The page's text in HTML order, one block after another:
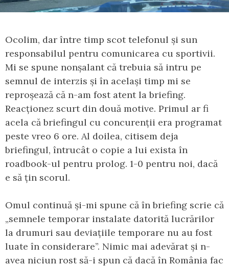
Ocolim, dar între timp scot telefonul și sun
responsabilul pentru comunicarea cu sportivii.
Mi se spune nonșalant că trebuia să intru pe
semnul de interzis și în același timp mi se
reproșează că n-am fost atent la briefing.
Reacționez scurt din două motive. Primul ar fi
acela că briefingul cu concurenții era programat
peste vreo 6 ore. Al doilea, citisem deja
briefingul, întrucât o copie a lui exista în
roadbook-ul pentru prolog. 1-0 pentru noi, dacă
e să țin scorul.
Omul continuă și-mi spune că în briefing scrie că
„semnele temporar instalate datorită lucrărilor
la drumuri sau deviațiile temporare nu au fost
luate în considerare”. Nimic mai adevărat și n-
avea niciun rost să-i spun că dacă în România fac